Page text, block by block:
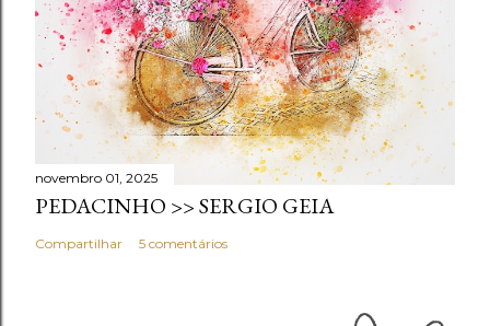
novembro 01, 2025
PEDACINHO >> SERGIO GEIA
Compartilhar 5 comentários